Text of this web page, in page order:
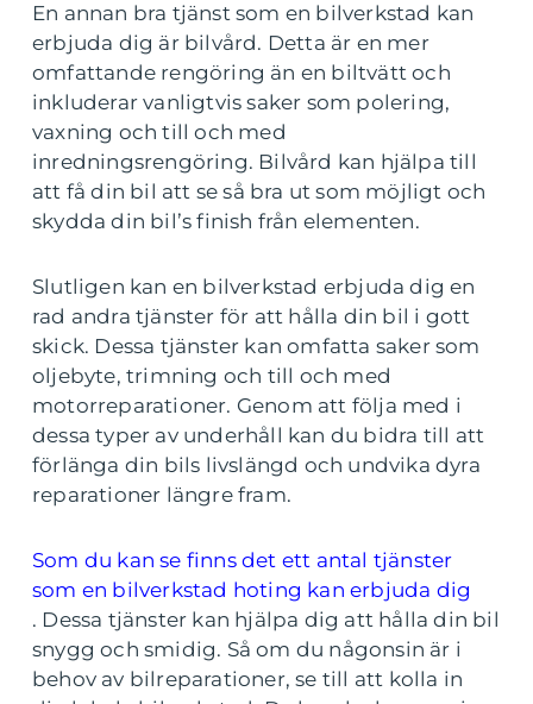
En annan bra tjänst som en bilverkstad kan
erbjuda dig är bilvård. Detta är en mer
omfattande rengöring än en biltvätt och
inkluderar vanligtvis saker som polering,
vaxning och till och med
inredningsrengöring. Bilvård kan hjälpa till
att få din bil att se så bra ut som möjligt och
skydda din bil’s finish från elementen.
Slutligen kan en bilverkstad erbjuda dig en
rad andra tjänster för att hålla din bil i gott
skick. Dessa tjänster kan omfatta saker som
oljebyte, trimning och till och med
motorreparationer. Genom att följa med i
dessa typer av underhåll kan du bidra till att
förlänga din bils livslängd och undvika dyra
reparationer längre fram.
Som du kan se finns det ett antal tjänster
som en bilverkstad hoting kan erbjuda dig
. Dessa tjänster kan hjälpa dig att hålla din bil
snygg och smidig. Så om du någonsin är i
behov av bilreparationer, se till att kolla in